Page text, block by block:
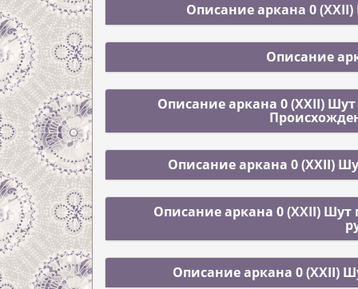
Описание аркана 0
Описание
Описание аркана 0 (XXII)
Описание аркана 0 (XXII)
Описание аркана 0 (XXII)
Описание аркана 0 (XXII)